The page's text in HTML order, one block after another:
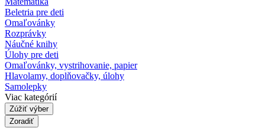
Beletria pre deti
Omaľovánky
Rozprávky
Náučné knihy
Úlohy pre deti
Omaľovánky, vystrihovanie, papier
Hlavolamy, doplňovačky, úlohy
Samolepky
Viac kategórií
Zúžiť výber
Zoradiť